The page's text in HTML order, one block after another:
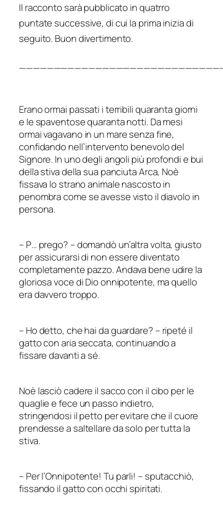
Il racconto sarà pubblicato in quatrro
puntate successive, di cui la prima inizia di
seguito. Buon divertimento.
Erano ormai passati i terribili quaranta giorni
e le spaventose quaranta notti. Da mesi
ormai vagavano in un mare senza fine,
confidando nell’intervento benevolo del
Signore. In uno degli angoli più profondi e bui
della stiva della sua panciuta Arca, Noè
fissava lo strano animale nascosto in
penombra come se avesse visto il diavolo in
persona.
– P… prego? –domandò un’altra volta, giusto
per assicurarsi di non essere diventato
completamente pazzo. Andava bene udire la
gloriosa voce di Dio onnipotente, ma quello
era davvero troppo.
– Ho detto, che hai da guardare? – ripeté il
gatto con aria seccata, continuando a
fissare davanti a sé.
Noè lasciò cadere il sacco con il cibo per le
quaglie e fece un passo indietro,
stringendosi il petto per evitare che il cuore
prendesse a saltellare da solo per tutta la
stiva.
– Per l’Onnipotente! Tu parli! – sputacchiò,
fissando il gatto con occhi spiritati.